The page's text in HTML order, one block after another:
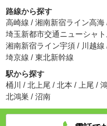
路線から探す
高崎線 / 湘南新宿ライン高海
埼玉新都市交通ニューシャ
湘南新宿ライン宇須 / 川越線
埼京線 / 東北新幹線
駅から探す
桶川
/ 北上尾 / 北本 / 上尾 /
北鴻巣 / 沼南